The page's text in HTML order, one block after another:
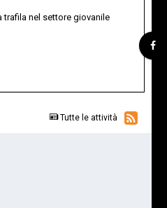
trafila nel settore giovanile
Tutte le attività